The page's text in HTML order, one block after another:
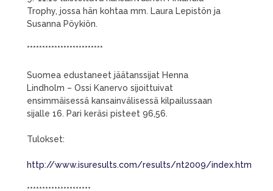
Trophy, jossa hän kohtaa mm. Laura Lepistön ja
Susanna Pöykiön.
*************************
Suomea edustaneet jäätanssijat Henna
Lindholm – Ossi Kanervo sijoittuivat
ensimmäisessä kansainvälisessä kilpailussaan
sijalle 16. Pari keräsi pisteet 96,56.
Tulokset:
http://www.isuresults.com/results/nt2009/index.htm